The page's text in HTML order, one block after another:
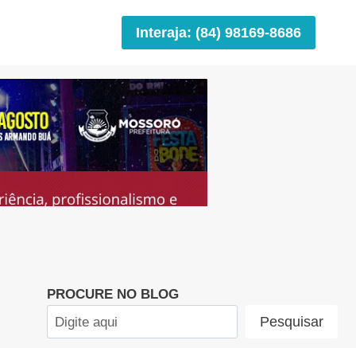
Interaja: (84) 98169-8686
PROCURE NO BLOG
Pesquisar